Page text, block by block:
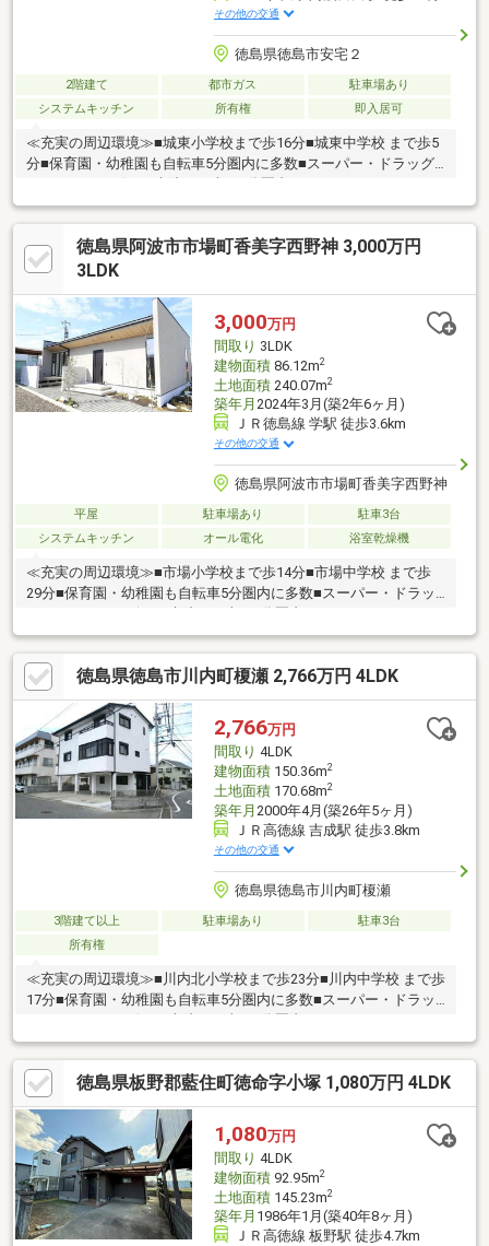
その他の交通
徳島県徳島市安宅２
2階建て 都市ガス
駐車場あり
システムキッチン
所有権 即入居可
≪充実の周辺環境≫■城東小学校まで歩16分■城東中学校 まで歩5
分■保育園・幼稚園も自転車5分圏内に多数■スーパー・ドラッグ
ストア・コンビニ・病院まで車で5分圏内
徳島県阿波市市場町香美字西野神 3,000万円
3LDK
3,000万円
間取り 3LDK
建物面積86.12m2
土地面積240.07m2
築年月 2024年3月(築2年6ヶ月)
ＪＲ徳島線 学駅 徒歩3.6km
その他の交通
徳島県阿波市市場町香美字西野神
平屋 駐車場あり
駐車3台
システムキッチン
オール電化 浴室乾燥機
≪充実の周辺環境≫■市場小学校まで歩14分■市場中学校 まで歩
29分■保育園・幼稚園も自転車5分圏内に多数■スーパー・ドラッ
徳島県徳島市川内町榎瀬 2,766万円 4LDK
2,766万円
間取り 4LDK
建物面積150.36m2
土地面積170.68m2
築年月 2000年4月(築26年5ヶ月)
ＪＲ高徳線 吉成駅 徒歩3.8km
その他の交通
徳島県徳島市川内町榎瀬
3階建て以上 駐車場あり
駐車3台
所有権
≪充実の周辺環境≫■川内北小学校まで歩23分■川内中学校 まで歩
17分■保育園・幼稚園も自転車5分圏内に多数■スーパー・ドラッ
グストア・コンビニ・病院まで車で5分圏内
徳島県板野郡藍住町徳命字小塚 1,080万円 4LDK
1,080万円
間取り 4LDK
建物面積92.95m2
土地面積145.23m2
築年月 1986年1月(築40年8ヶ月)
ＪＲ高徳線 板野駅 徒歩4.7km